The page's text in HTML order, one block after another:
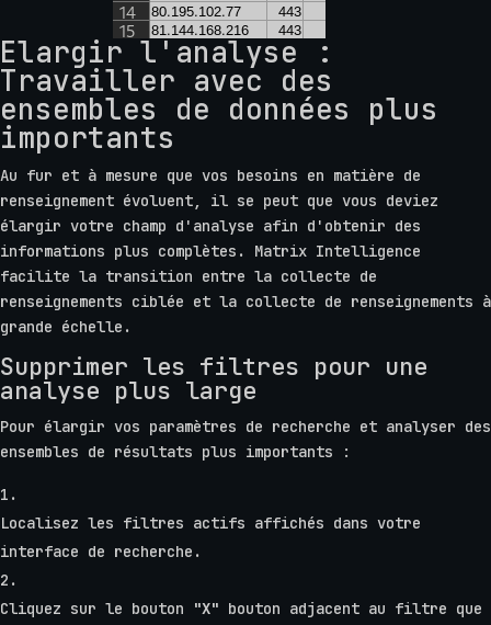
Élargir l'analyse :
Travailler avec des
ensembles de données plus
importants
Au fur et à mesure que vos besoins en matière de
renseignement évoluent, il se peut que vous deviez
élargir votre champ d'analyse afin d'obtenir des
informations plus complètes. Matrix Intelligence
facilite la transition entre la collecte de
renseignements ciblée et la collecte de renseignements à
grande échelle.
Supprimer les filtres pour une
analyse plus large
Pour élargir vos paramètres de recherche et analyser des
ensembles de résultats plus importants :
Localisez les filtres actifs affichés dans votre
interface de recherche.
Cliquez sur le bouton "X" bouton adjacent au filtre que